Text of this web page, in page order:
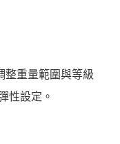
整重量範圍與等級
性設定。